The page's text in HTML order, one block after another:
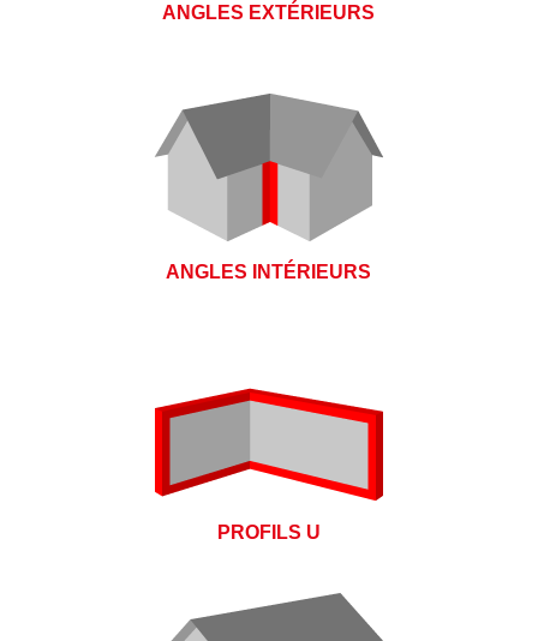
ANGLES EXTÉRIEURS
ANGLES INTÉRIEURS
PROFILS U